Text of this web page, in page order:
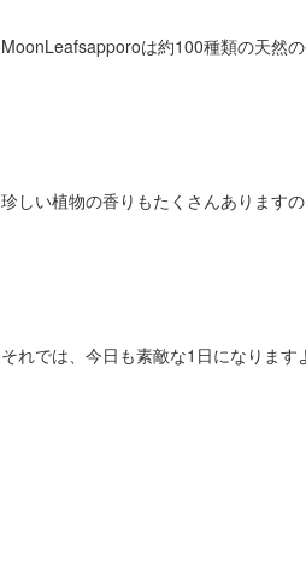
MoonLeafsapporoは約100種類の天然の
珍しい植物の香りもたくさんあります
それでは、今日も素敵な1日になりま